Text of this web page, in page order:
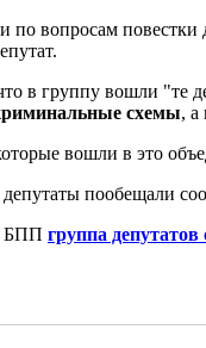
по вопросам
в группу вошли "те
схемы, а
вошли в это
пообещали
БПП группа